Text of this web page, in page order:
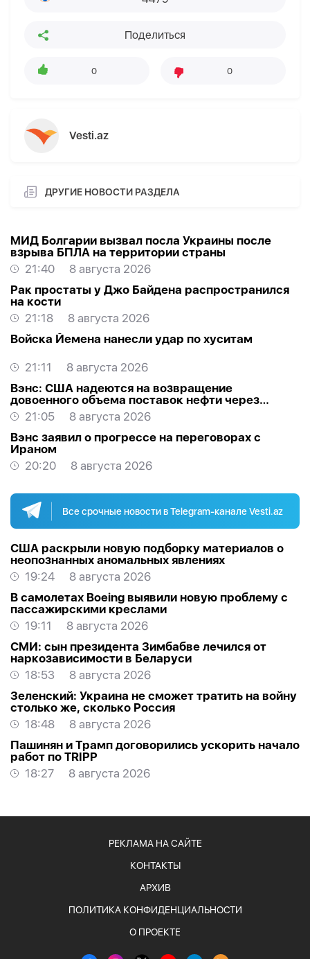
Поделиться
0 0
Vesti.az
ДРУГИЕ НОВОСТИ РАЗДЕЛА
МИД Болгарии вызвал посла Украины после
взрыва БПЛА на территории страны
21:40
8 августа 2026
Рак простаты у Джо Байдена распространился
на кости
21:18
8 августа 2026
Войска Йемена нанесли удар по хуситам
21:11
8 августа 2026
Вэнс: США надеются на возвращение
довоенного объема поставок нефти через
Ормуз
21:05
8 августа 2026
Вэнс заявил о прогрессе на переговорах с
Ираном
20:20
8 августа 2026
Все срочные новости в Telegram-канале Vesti.az
США раскрыли новую подборку материалов о
неопознанных аномальных явлениях
19:24
8 августа 2026
В самолетах Boeing выявили новую проблему с
пассажирскими креслами
19:11
8 августа 2026
СМИ: сын президента Зимбабве лечился от
наркозависимости в Беларуси
18:53
8 августа 2026
Зеленский: Украина не сможет тратить на войну
столько же, сколько Россия
18:48
8 августа 2026
Пашинян и Трамп договорились ускорить начало
работ по TRIPP
18:27
8 августа 2026
РЕКЛАМА НА САЙТЕ
КОНТАКТЫ
АРХИВ
ПОЛИТИКА КОНФИДЕНЦИАЛЬНОСТИ
О ПРОЕКТЕ